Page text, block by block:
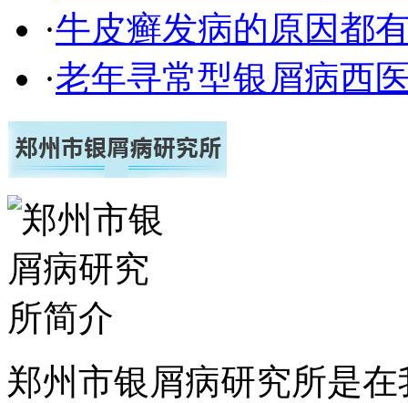
·牛皮癣发病的原因都
·老年寻常型银屑病西
郑州市银屑病研究所是